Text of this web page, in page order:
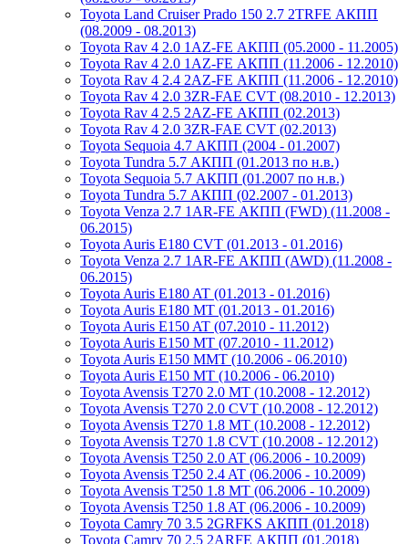
Toyota Land Cruiser Prado 150 2.7 2TRFE АКПП
(08.2009 - 08.2013)
Toyota Rav 4 2.0 1AZ-FE АКПП (05.2000 - 11.2005)
Toyota Rav 4 2.0 1AZ-FE АКПП (11.2006 - 12.2010)
Toyota Rav 4 2.4 2AZ-FE АКПП (11.2006 - 12.2010)
Toyota Rav 4 2.0 3ZR-FAE CVT (08.2010 - 12.2013)
Toyota Rav 4 2.5 2AZ-FE АКПП (02.2013)
Toyota Rav 4 2.0 3ZR-FAE CVT (02.2013)
Toyota Sequoia 4.7 АКПП (2004 - 01.2007)
Toyota Tundra 5.7 АКПП (01.2013 по н.в.)
Toyota Sequoia 5.7 АКПП (01.2007 по н.в.)
Toyota Tundra 5.7 АКПП (02.2007 - 01.2013)
Toyota Venza 2.7 1AR-FE АКПП (FWD) (11.2008 -
06.2015)
Toyota Auris E180 CVT (01.2013 - 01.2016)
Toyota Venza 2.7 1AR-FE АКПП (AWD) (11.2008 -
06.2015)
Toyota Auris E180 AT (01.2013 - 01.2016)
Toyota Auris E180 MT (01.2013 - 01.2016)
Toyota Auris E150 AT (07.2010 - 11.2012)
Toyota Auris E150 MT (07.2010 - 11.2012)
Toyota Auris E150 MMT (10.2006 - 06.2010)
Toyota Auris E150 MT (10.2006 - 06.2010)
Toyota Avensis T270 2.0 MT (10.2008 - 12.2012)
Toyota Avensis T270 2.0 CVT (10.2008 - 12.2012)
Toyota Avensis T270 1.8 MT (10.2008 - 12.2012)
Toyota Avensis T270 1.8 CVT (10.2008 - 12.2012)
Toyota Avensis T250 2.0 AT (06.2006 - 10.2009)
Toyota Avensis T250 2.4 AT (06.2006 - 10.2009)
Toyota Avensis T250 1.8 MT (06.2006 - 10.2009)
Toyota Avensis T250 1.8 AT (06.2006 - 10.2009)
Toyota Camry 70 3.5 2GRFKS АКПП (01.2018)
Toyota Camry 70 2.5 2ARFE АКПП (01.2018)